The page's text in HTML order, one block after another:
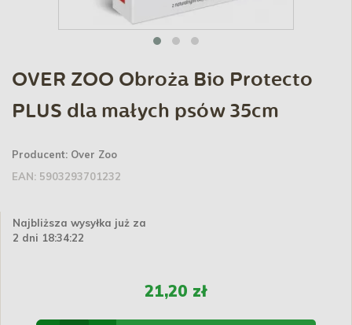
OVER ZOO Obroża Bio Protecto
PLUS dla małych psów 35cm
Producent: Over Zoo
EAN: 5903293701232
Najbliższa wysyłka już za
2 dni 18:34:22
21,20 zł